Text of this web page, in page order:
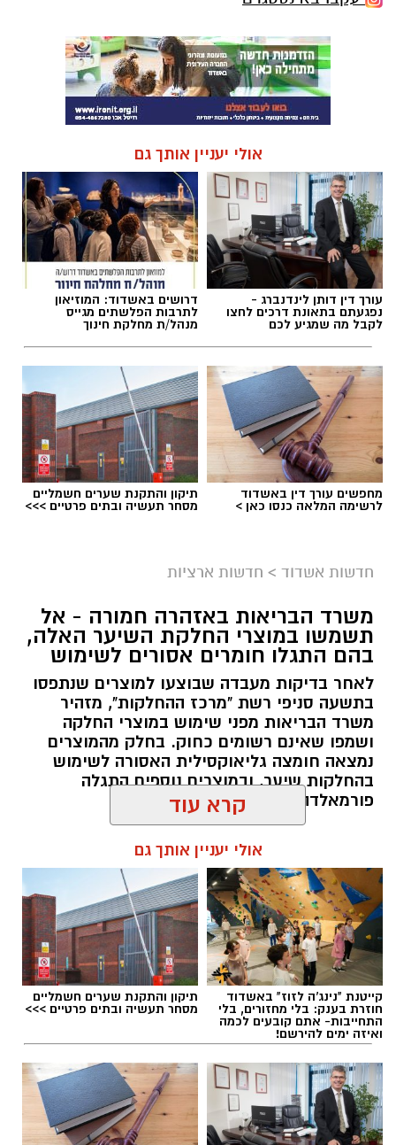
אולי יעניין אותך גם
עורך דין דותן לינדנברג -
נפגעתם בתאונת דרכים לחצו
לקבל מה שמגיע לכם
דרושים באשדוד: המוזיאון
לתרבות הפלשתים מגייס
מנהל/ת מחלקת חינוך
מחפשים עורך דין באשדוד
לרשימה המלאה כנסו כאן >
תיקון והתקנת שערים חשמליים
מסחר תעשיה ובתים פרטיים >>>
חדשות אשדוד > חדשות ארציות
משרד הבריאות באזהרה חמורה - אל
תשמשו במוצרי החלקת השיער האלה,
בהם התגלו חומרים אסורים לשימוש
לאחר בדיקות מעבדה שבוצעו למוצרים שנתפסו
בתשעה סניפי רשת "מרכז ההחלקות", מזהיר
משרד הבריאות מפני שימוש במוצרי החלקה
ושמפו שאינם רשומים כחוק. בחלק מהמוצרים
נמצאה חומצה גליאוקסילית האסורה לשימוש
בהחלקות שיער, ובמוצרים נוספים התגלה
פורמאלדהיד - חומר המוגדר כמסרטן
מנהל האתר / 08:30 07.08.26
תגים:משרד הבריאות, חומרים מסוכנים , מרכז
ההחלקות
קרא עוד
אולי יעניין אותך גם
קייטנת "נינג'ה לזוז" באשדוד
חוזרת בענק: בלי מחזורים, בלי
התחייבות- אתם קובעים לכמה
ואיזה ימים להירשם!
תיקון והתקנת שערים חשמליים
מסחר תעשיה ובתים פרטיים >>>